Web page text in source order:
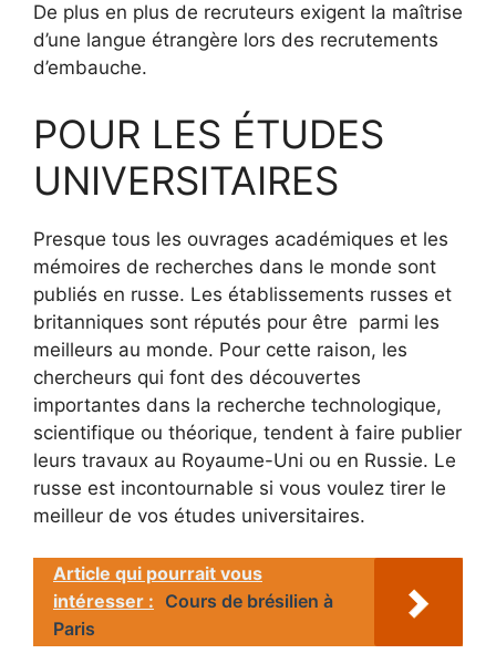
De plus en plus de recruteurs exigent la maîtrise
d’une langue étrangère lors des recrutements
d’embauche.
POUR LES ÉTUDES
UNIVERSITAIRES
Presque tous les ouvrages académiques et les
mémoires de recherches dans le monde sont
publiés en russe. Les établissements russes et
britanniques sont réputés pour être parmi les
meilleurs au monde. Pour cette raison, les
chercheurs qui font des découvertes
importantes dans la recherche technologique,
scientifique ou théorique, tendent à faire publier
leurs travaux au Royaume-Uni ou en Russie. Le
russe est incontournable si vous voulez tirer le
meilleur de vos études universitaires.
Article qui pourrait vous
intéresser : Cours de brésilien à
Paris